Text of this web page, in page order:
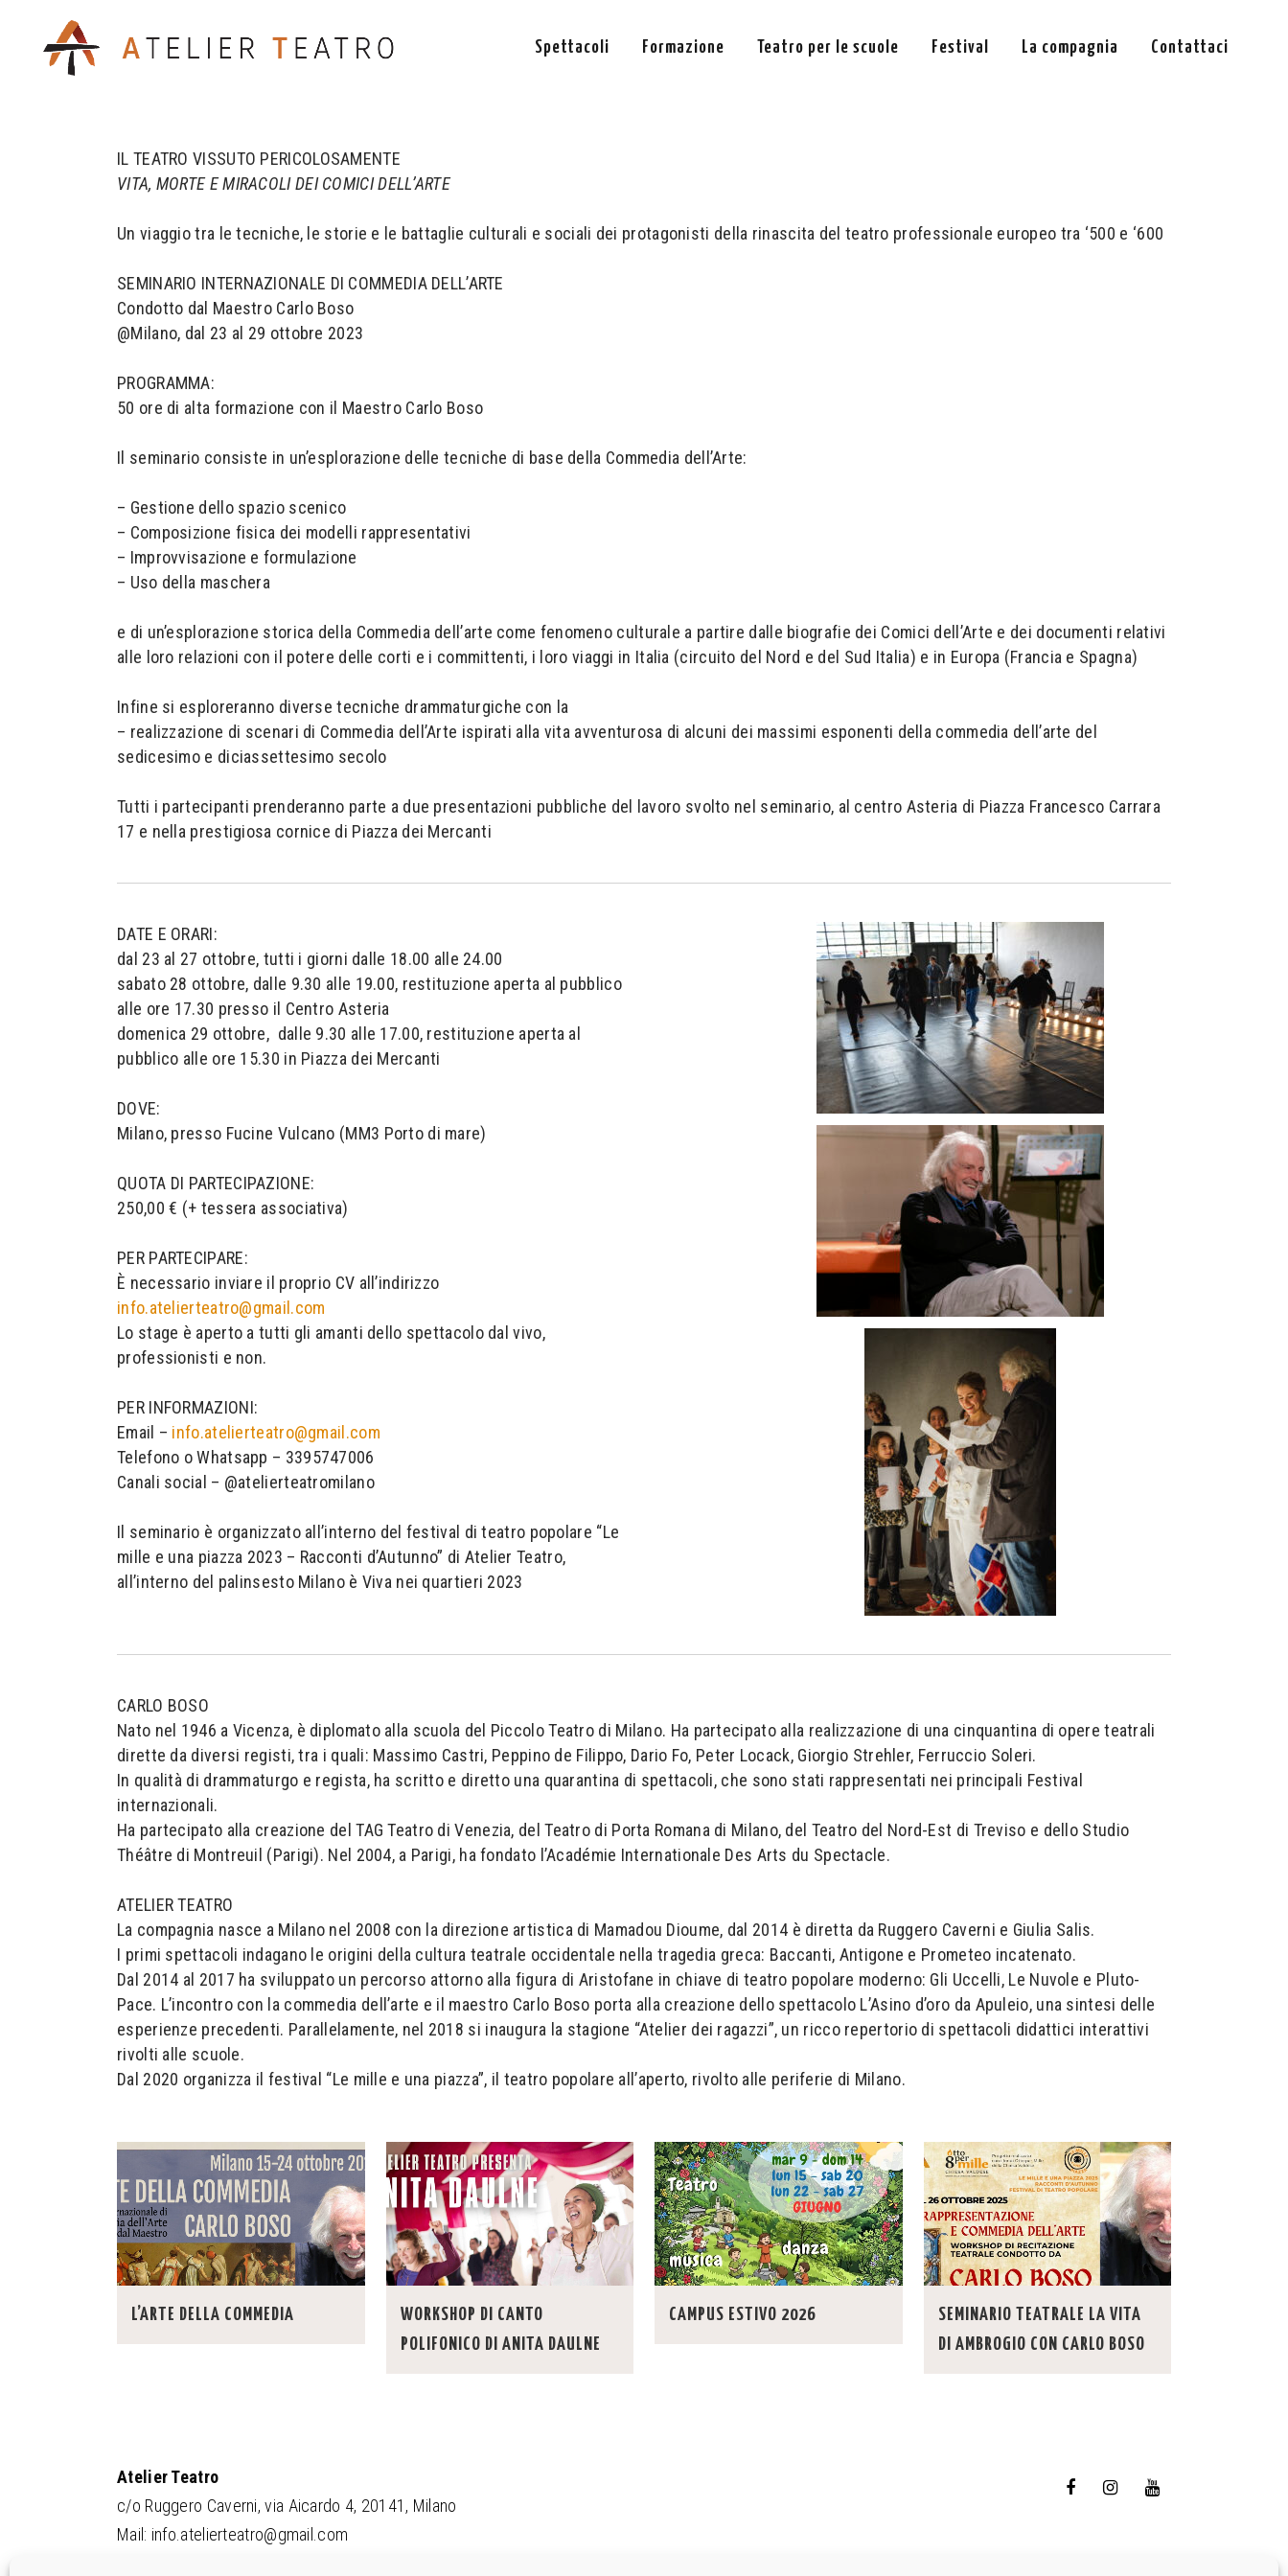
Spettacoli Formazione Teatro per le scuole Festival La compagnia Contattaci
IL TEATRO VISSUTO PERICOLOSAMENTE
VITA, MORTE E MIRACOLI DEI COMICI DELL’ARTE
Un viaggio tra le tecniche, le storie e le battaglie culturali e sociali dei protagonisti della rinascita del teatro professionale europeo tra ‘500 e ‘600
SEMINARIO INTERNAZIONALE DI COMMEDIA DELL’ARTE
Condotto dal Maestro Carlo Boso
@Milano, dal 23 al 29 ottobre 2023
PROGRAMMA:
50 ore di alta formazione con il Maestro Carlo Boso
Il seminario consiste in un’esplorazione delle tecniche di base della Commedia dell’Arte:
– Gestione dello spazio scenico
– Composizione fisica dei modelli rappresentativi
– Improvvisazione e formulazione
– Uso della maschera
e di un’esplorazione storica della Commedia dell’arte come fenomeno culturale a partire dalle biografie dei Comici dell’Arte e dei documenti relativi
alle loro relazioni con il potere delle corti e i committenti, i loro viaggi in Italia (circuito del Nord e del Sud Italia) e in Europa (Francia e Spagna)
Infine si esploreranno diverse tecniche drammaturgiche con la
– realizzazione di scenari di Commedia dell’Arte ispirati alla vita avventurosa di alcuni dei massimi esponenti della commedia dell’arte del
sedicesimo e diciassettesimo secolo
Tutti i partecipanti prenderanno parte a due presentazioni pubbliche del lavoro svolto nel seminario, al centro Asteria di Piazza Francesco Carrara
17 e nella prestigiosa cornice di Piazza dei Mercanti
DATE E ORARI:
dal 23 al 27 ottobre, tutti i giorni dalle 18.00 alle 24.00
sabato 28 ottobre, dalle 9.30 alle 19.00, restituzione aperta al pubblico
alle ore 17.30 presso il Centro Asteria
domenica 29 ottobre, dalle 9.30 alle 17.00, restituzione aperta al
pubblico alle ore 15.30 in Piazza dei Mercanti
DOVE:
Milano, presso Fucine Vulcano (MM3 Porto di mare)
QUOTA DI PARTECIPAZIONE:
250,00 € (+ tessera associativa)
PER PARTECIPARE:
È necessario inviare il proprio CV all’indirizzo
info.atelierteatro@gmail.com
Lo stage è aperto a tutti gli amanti dello spettacolo dal vivo,
professionisti e non.
PER INFORMAZIONI:
Email – info.atelierteatro@gmail.com
Telefono o Whatsapp – 3395747006
Canali social – @atelierteatromilano
Il seminario è organizzato all’interno del festival di teatro popolare “Le
mille e una piazza 2023 – Racconti d’Autunno” di Atelier Teatro,
all’interno del palinsesto Milano è Viva nei quartieri 2023
CARLO BOSO
Nato nel 1946 a Vicenza, è diplomato alla scuola del Piccolo Teatro di Milano. Ha partecipato alla realizzazione di una cinquantina di opere teatrali
dirette da diversi registi, tra i quali: Massimo Castri, Peppino de Filippo, Dario Fo, Peter Locack, Giorgio Strehler, Ferruccio Soleri.
In qualità di drammaturgo e regista, ha scritto e diretto una quarantina di spettacoli, che sono stati rappresentati nei principali Festival
internazionali.
Ha partecipato alla creazione del TAG Teatro di Venezia, del Teatro di Porta Romana di Milano, del Teatro del Nord-Est di Treviso e dello Studio
Théâtre di Montreuil (Parigi). Nel 2004, a Parigi, ha fondato l’Académie Internationale Des Arts du Spectacle.
ATELIER TEATRO
La compagnia nasce a Milano nel 2008 con la direzione artistica di Mamadou Dioume, dal 2014 è diretta da Ruggero Caverni e Giulia Salis.
I primi spettacoli indagano le origini della cultura teatrale occidentale nella tragedia greca: Baccanti, Antigone e Prometeo incatenato.
Dal 2014 al 2017 ha sviluppato un percorso attorno alla figura di Aristofane in chiave di teatro popolare moderno: Gli Uccelli, Le Nuvole e Pluto-
Pace. L’incontro con la commedia dell’arte e il maestro Carlo Boso porta alla creazione dello spettacolo L’Asino d’oro da Apuleio, una sintesi delle
esperienze precedenti. Parallelamente, nel 2018 si inaugura la stagione “Atelier dei ragazzi”, un ricco repertorio di spettacoli didattici interattivi
rivolti alle scuole.
Dal 2020 organizza il festival “Le mille e una piazza”, il teatro popolare all’aperto, rivolto alle periferie di Milano.
L’ARTE DELLA COMMEDIA
WORKSHOP DI CANTO
POLIFONICO DI ANITA DAULNE
CAMPUS ESTIVO 2026
SEMINARIO TEATRALE LA VITA
DI AMBROGIO CON CARLO BOSO
Atelier Teatro
c/o Ruggero Caverni, via Aicardo 4, 20141, Milano
Mail: info.atelierteatro@gmail.com